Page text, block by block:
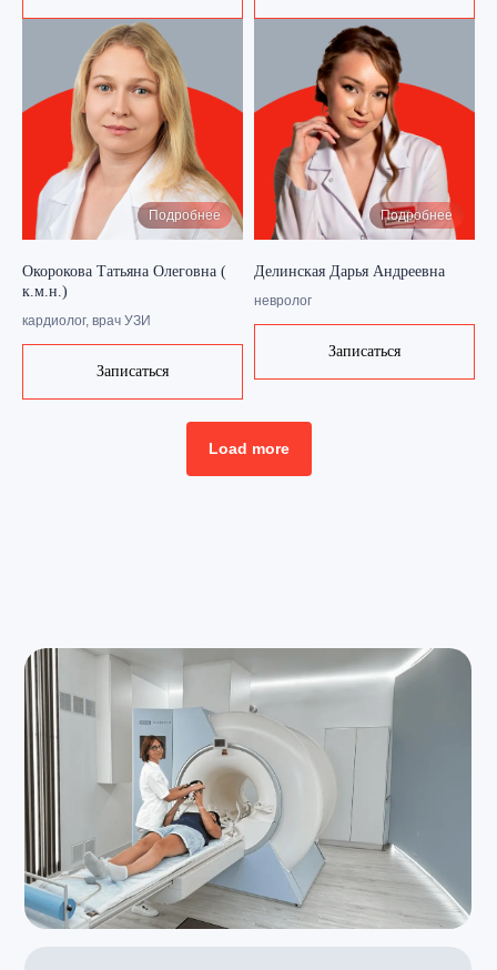
Подробнее
Окорокова Татьяна Олеговна (
к.м.н.)
кардиолог, врач УЗИ
Записаться
Подробнее
Делинская Дарья Андреевна
невролог
Записаться
Load more
Политика конфиденциальности
Пользовательское соглашение
2025 АйКлиник Сделано вФилдс
8-800-500-62-24
Юридическая информация
Запишитесь
на прием сейчас
Записаться онлайн
пн-сб 7:30-20:00, вс 8:00-20:00
Режим работы
ИМЕЮТСЯ ПРОТИВОПОКАЗАНИЯ
НЕОБХОДИМА КОНСУЛЬТАЦИЯ